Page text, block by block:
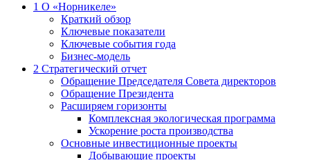
1 О «Норникеле»
Краткий обзор
Ключевые показатели
Ключевые события года
Бизнес-модель
2 Стратегический отчет
Обращение Председателя Совета директоров
Обращение Президента
Расширяем горизонты
Комплексная экологическая программа
Ускорение роста производства
Основные инвестиционные проекты
Добывающие проекты